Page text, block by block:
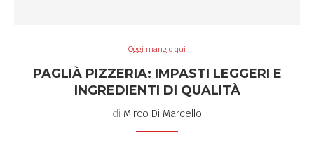
Oggi mangio qui
PAGLIÀ PIZZERIA: IMPASTI LEGGERI E
INGREDIENTI DI QUALITÀ
di Mirco Di Marcello